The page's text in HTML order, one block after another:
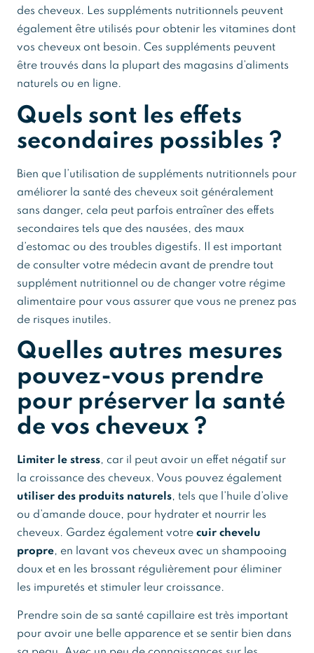
des cheveux. Les suppléments nutritionnels peuvent
également être utilisés pour obtenir les vitamines dont
vos cheveux ont besoin. Ces suppléments peuvent
être trouvés dans la plupart des magasins d’aliments
naturels ou en ligne.
Quels sont les effets
secondaires possibles ?
Bien que l’utilisation de suppléments nutritionnels pour
améliorer la santé des cheveux soit généralement
sans danger, cela peut parfois entraîner des effets
secondaires tels que des nausées, des maux
d’estomac ou des troubles digestifs. Il est important
de consulter votre médecin avant de prendre tout
supplément nutritionnel ou de changer votre régime
alimentaire pour vous assurer que vous ne prenez pas
de risques inutiles.
Quelles autres mesures
pouvez-vous prendre
pour préserver la santé
de vos cheveux ?
Limiter le stress, car il peut avoir un effet négatif sur
la croissance des cheveux. Vous pouvez également
utiliser des produits naturels, tels que l’huile d’olive
ou d’amande douce, pour hydrater et nourrir les
cheveux. Gardez également votre cuir chevelu
propre, en lavant vos cheveux avec un shampooing
doux et en les brossant régulièrement pour éliminer
les impuretés et stimuler leur croissance.
Prendre soin de sa santé capillaire est très important
pour avoir une belle apparence et se sentir bien dans